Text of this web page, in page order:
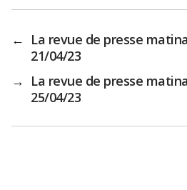
← La revue de presse
21/04/23
→ La revue de presse
25/04/23